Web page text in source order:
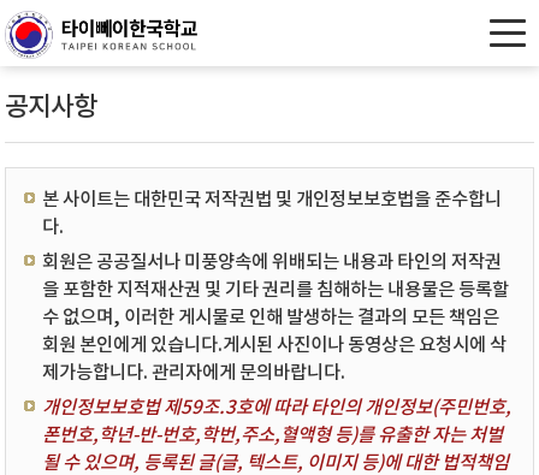
공지사항
본 사이트는 대한민국 저작권법 및 개인정보보호법을 준수합니
다.
회원은 공공질서나 미풍양속에 위배되는 내용과 타인의 저작권
을 포함한 지적재산권 및 기타 권리를 침해하는 내용물은 등록할
수 없으며, 이러한 게시물로 인해 발생하는 결과의 모든 책임은
회원 본인에게 있습니다.게시된 사진이나 동영상은 요청시에 삭
제가능합니다. 관리자에게 문의바랍니다.
개인정보보호법 제59조.3호에 따라 타인의 개인정보(주민번호,
폰번호,학년-반-번호,학번,주소,혈액형 등)를 유출한 자는 처벌
될 수 있으며, 등록된 글(글, 텍스트, 이미지 등)에 대한 법적책임